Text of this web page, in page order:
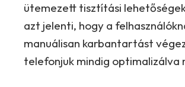
ütemezett tisztítási
azt jelenti, hogy a
manuálisan karbantartást
telefonjuk mindig optimalizálva